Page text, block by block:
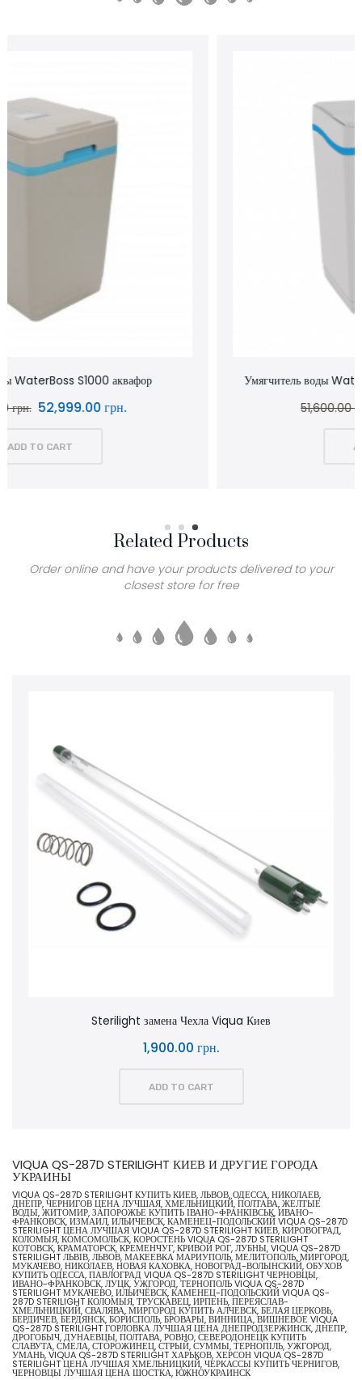
Умягчитель воды WaterBoss S800 аквафор waterboss
51,600.00 грн.
Related Products
Order online and have your products delivered to your
closest store for free
Sterilight замена Чехла Viqua Киев
1,900.00 грн.
ADD TO CART
VIQUA QS-287D STERILIGHT КИЕВ И ДРУГИЕ ГОРОДА
УКРАИНЫ
VIQUA QS-287D STERILIGHT КУПИТЬ КИЕВ, ЛЬВОВ, ОДЕССА, НИКОЛАЕВ,
ДНЕПР, ЧЕРНИГОВ ЦЕНА ЛУЧШАЯ, ХМЕЛЬНИЦКИЙ, ПОЛТАВА, ЖЕЛТЫЕ
ВОДЫ, ЖИТОМИР, ЗАПОРОЖЬЕ КУПИТЬ ІВАНО-ФРАНКІВСЬК, ИВАНО-
ФРАНКОВСК, ИЗМАИЛ, ИЛЬИЧЕВСК, КАМЕНЕЦ-ПОДОЛЬСКИЙ VIQUA QS-287D
STERILIGHT ЦЕНА ЛУЧШАЯ VIQUA QS-287D STERILIGHT КИЕВ, КИРОВОГРАД,
КОЛОМЫЯ, КОМСОМОЛЬСК, КОРОСТЕНЬ VIQUA QS-287D STERILIGHT
КОТОВСК, КРАМАТОРСК, КРЕМЕНЧУГ, КРИВОЙ РОГ, ЛУБНЫ, VIQUA QS-287D
STERILIGHT ЛЬВІВ, ЛЬВОВ, МАКЕЕВКА МАРИУПОЛЬ, МЕЛИТОПОЛЬ, МИРГОРОД,
МУКАЧЕВО, НИКОЛАЕВ, НОВАЯ КАХОВКА, НОВОГРАД-ВОЛЫНСКИЙ, ОБУХОВ
КУПИТЬ ОДЕССА, ПАВЛОГРАД VIQUA QS-287D STERILIGHT ЧЕРНОВЦЫ,
ИВАНО-ФРАНКОВСК, ЛУЦК, УЖГОРОД, ТЕРНОПОЛЬ VIQUA QS-287D
STERILIGHT МУКАЧЕВО, ИЛЬИЧЁВСК, КАМЕНЕЦ-ПОДОЛЬСКИЙ VIQUA QS-
287D STERILIGHT КОЛОМЫЯ, ТРУСКАВЕЦ, ИРПЕНЬ, ПЕРЕЯСЛАВ-
ХМЕЛЬНИЦКИЙ, СВАЛЯВА, МИРГОРОД КУПИТЬ АЛЧЕВСК, БЕЛАЯ ЦЕРКОВЬ,
БЕРДИЧЕВ, БЕРДЯНСК, БОРИСПОЛЬ, БРОВАРЫ, ВИННИЦА, ВИШНЕВОЕ VIQUA
QS-287D STERILIGHT ГОРЛОВКА ЛУЧШАЯ ЦЕНА ДНЕПРОДЗЕРЖИНСК, ДНЕПР,
ДРОГОБЫЧ, ДУНАЕВЦЫ, ПОЛТАВА, РОВНО, СЕВЕРОДОНЕЦК КУПИТЬ
СЛАВУТА, СМЕЛА, СТОРОЖИНЕЦ, СТРЫЙ, СУММЫ, ТЕРНОПІЛЬ, УЖГОРОД,
УМАНЬ, VIQUA QS-287D STERILIGHT ХАРЬКОВ, ХЕРСОН VIQUA QS-287D
STERILIGHT ЦЕНА ЛУЧШАЯ ХМЕЛЬНИЦКИЙ, ЧЕРКАССЫ КУПИТЬ ЧЕРНИГОВ,
ЧЕРНОВЦЫ ЛУЧШАЯ ЦЕНА ШОСТКА, ЮЖНОУКРАИНСК